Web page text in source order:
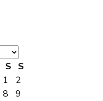
S
S
1
2
8 9